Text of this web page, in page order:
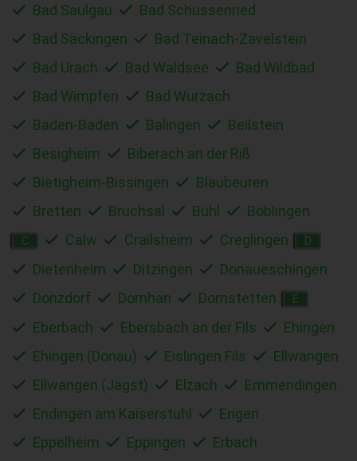
Bad Saulgau
Bad Schussenried
Bad Säckingen
Bad Teinach-Zavelstein
Bad Urach
Bad Waldsee
Bad Wildbad
Bad Wimpfen
Bad Wurzach
Baden-Baden
Balingen
Beilstein
Besigheim
Biberach an der Riß
Bietigheim-Bissingen
Blaubeuren
Bretten
Bruchsal Bühl Böblingen
C Calw Crailsheim Creglingen D
Dietenheim Ditzingen
Donaueschingen
Donzdorf
Dornhan Dornstetten E
Eberbach Ebersbach an der Fils
Ehingen
Ehingen (Donau)
Eislingen Fils
Ellwangen
Ellwangen (Jagst)
Elzach
Emmendingen
Endingen am Kaiserstuhl
Engen
Eppelheim
Eppingen
Erbach